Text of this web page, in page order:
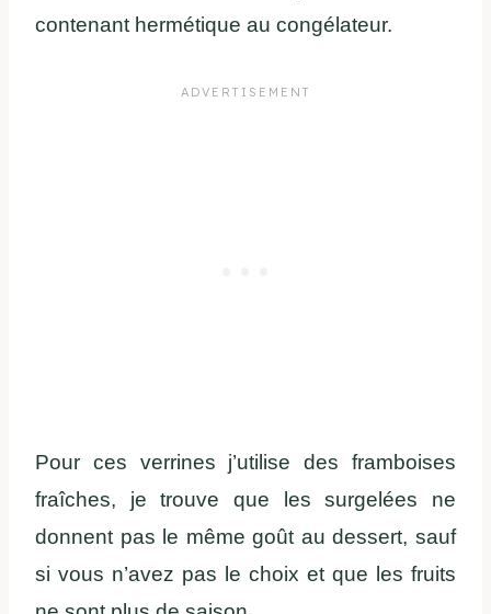
contenant hermétique au congélateur.
Pour ces verrines j’utilise des framboises
fraîches, je trouve que les surgelées ne
donnent pas le même goût au dessert, sauf
si vous n’avez pas le choix et que les fruits